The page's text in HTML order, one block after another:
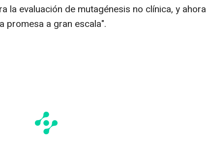
la evaluación de mutagénesis no clínica, y ahora
promesa a gran escala".